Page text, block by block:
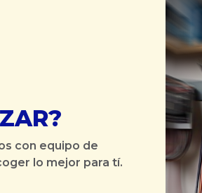
con equipo de
lo mejor para tí.